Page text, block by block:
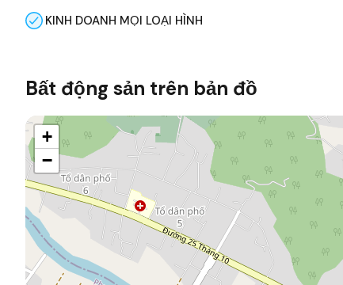
KINH DOANH MỌI LOẠI HÌNH
Bất động sản trên bản đồ
+
−